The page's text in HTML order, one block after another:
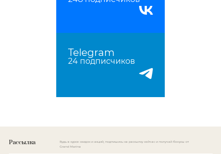
Telegram
24 подписчиков
Рассылка
Будь в курсе скидок и акций, подпишись на рассылку сейчас и получай бонусы от
Grand Marina